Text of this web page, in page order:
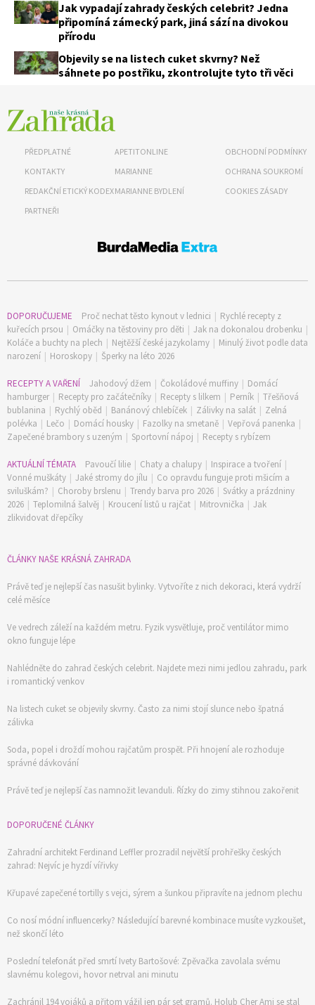
Jak vypadají zahrady českých celebrit? Jedna
připomíná zámecký park, jiná sází na divokou
přírodu
Objevily se na listech cuket skvrny? Než
sáhnete po postřiku, zkontrolujte tyto tři věci
PŘEDPLATNÉ
KONTAKTY
REDAKČNÍ ETICKÝ KODEX
PARTNEŘI
APETITONLINE
MARIANNE
MARIANNE BYDLENÍ
OBCHODNÍ PODMÍNKY
OCHRANA SOUKROMÍ
COOKIES ZÁSADY
DOPORUČUJEME Proč nechat těsto kynout v lednici | Rychlé recepty z
kuřecích prsou | Omáčky na těstoviny pro děti | Jak na dokonalou drobenku |
Koláče a buchty na plech | Nejtěžší české jazykolamy | Minulý život podle data
narození | Horoskopy | Šperky na léto 2026
RECEPTY A VAŘENÍ Jahodový džem | Čokoládové muffiny | Domácí
hamburger | Recepty pro začátečníky | Recepty s lilkem | Perník | Třešňová
bublanina | Rychlý oběd | Banánový chlebíček | Zálivky na salát | Zelná
polévka | Lečo | Domácí housky | Fazolky na smetaně | Vepřová panenka |
Zapečené brambory s uzeným | Sportovní nápoj | Recepty s rybízem
AKTUÁLNÍ TÉMATA Pavoučí lilie | Chaty a chalupy | Inspirace a tvoření |
Vonné muškáty | Jaké stromy do jílu | Co opravdu funguje proti mšicím a
sviluškám? | Choroby brslenu | Trendy barva pro 2026 | Svátky a prázdniny
2026 | Teplomilná šalvěj | Kroucení listů u rajčat | Mitrovnička | Jak
zlikvidovat dřepčíky
ČLÁNKY NAŠE KRÁSNÁ ZAHRADA
Právě teď je nejlepší čas nasušit bylinky. Vytvoříte z nich dekoraci, která vydrží
celé měsíce
Ve vedrech záleží na každém metru. Fyzik vysvětluje, proč ventilátor mimo
okno funguje lépe
Nahlédněte do zahrad českých celebrit. Najdete mezi nimi jedlou zahradu, park
i romantický venkov
Na listech cuket se objevily skvrny. Často za nimi stojí slunce nebo špatná
zálivka
Soda, popel i droždí mohou rajčatům prospět. Při hnojení ale rozhoduje
správné dávkování
Právě teď je nejlepší čas namnožit levanduli. Řízky do zimy stihnou zakořenit
DOPORUČENÉ ČLÁNKY
Zahradní architekt Ferdinand Leffler prozradil největší prohřešky českých
zahrad: Nejvíc je hyzdí vířivky
Křupavé zapečené tortilly s vejci, sýrem a šunkou připravíte na jednom plechu
Co nosí módní influencerky? Následující barevné kombinace musíte vyzkoušet,
než skončí léto
Poslední telefonát před smrtí Ivety Bartošové: Zpěvačka zavolala svému
slavnému kolegovi, hovor netrval ani minutu
Zachránil 194 vojáků a přitom vážil jen pár set gramů. Holub Cher Ami se stal